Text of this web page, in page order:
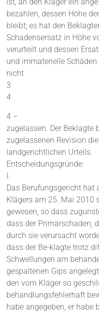
bezahlen, dessen Höhe
bleibt; es hat den
Schadensersatz in Höhe
verurteilt und dessen
und immaterielle
nicht
3
4
4 –
zugelassen. Der Beklagte
zugelassenen Revision
landgerichtlichen Urteils.
Entscheidungsgründe:
I.
Das Berufungsgericht hat
Klägers am 25. Mai 2010
gewesen, so dass
dass der Primärschaden,
durch sie verursacht
dass der Be-klagte trotz
Schwellungen am
gespaltenen Gips
den vom Kläger so
behandlungsfehlerhaft
habe angegeben, er habe